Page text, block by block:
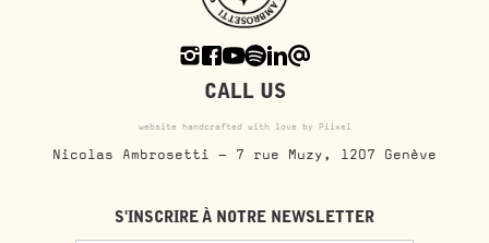
CALL US
website handcrafted with love by Piixel
Nicolas Ambrosetti - 7 rue Muzy, 1207 Genève
S'INSCRIRE À NOTRE NEWSLETTER